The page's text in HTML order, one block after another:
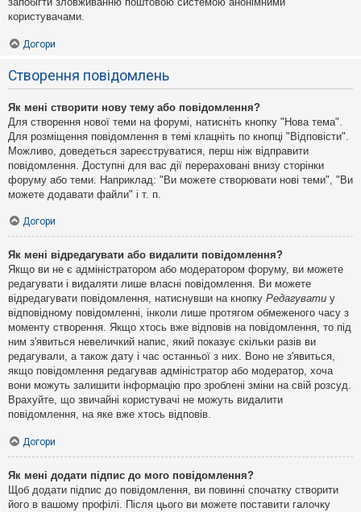
користувачами.
Догори
Створення повідомлень
Як мені створити нову тему або повідомлення?
Для створення нової теми на форумі, натисніть кнопку "Нова тема".
Для розміщення повідомлення в темі клацніть по кнопці "Відповісти".
Можливо, доведеться зареєструватися, перш ніж відправити
повідомлення. Доступні для вас дії перераховані внизу сторінки
форуму або теми. Наприклад: "Ви можете створювати нові теми", "Ви
можете додавати файли" і т. п.
Догори
Як мені відредагувати або видалити повідомлення?
Якщо ви не є адміністратором або модератором форуму, ви можете
редагувати і видаляти лише власні повідомлення. Ви можете
відредагувати повідомлення, натиснувши на кнопку Редагувати у
відповідному повідомленні, інколи лише протягом обмеженого часу з
моменту створення. Якщо хтось вже відповів на повідомлення, то під
ним з'явиться невеличкий напис, який показує скільки разів ви
редагували, а також дату і час останньої з них. Воно не з'явиться,
якщо повідомлення редагував адміністратор або модератор, хоча
вони можуть залишити інформацію про зроблені зміни на свій розсуд.
Врахуйте, що звичайні користувачі не можуть видалити
повідомлення, на яке вже хтось відповів.
Догори
Як мені додати підпис до мого повідомлення?
Щоб додати підпис до повідомлення, ви повинні спочатку створити
його в вашому профілі. Після цього ви можете поставити галочку